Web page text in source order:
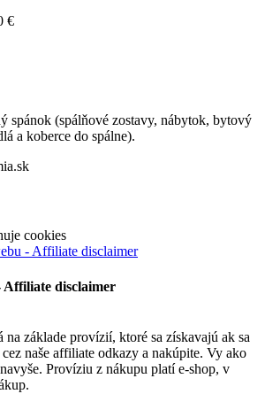
€
spánok (spálňové zostavy, nábytok, bytový
a koberce do spálne).
cookies
- Affiliate disclaimer
Affiliate disclaimer
na základe provízií, ktoré sa získavajú ak sa
naše affiliate odkazy a nakúpite. Vy ako
Províziu z nákupu platí e-shop, v